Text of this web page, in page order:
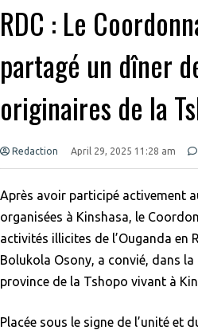
RDC : Le
partagé un dîner
originaires de la
Redaction April 29, 2025 11:28 am
Après avoir participé activement
organisées à Kinshasa, le
activités illicites de l’Ouganda en
Bolukola Osony, a convié, dans
province de la Tshopo vivant à
Placée sous le signe de l’unité et